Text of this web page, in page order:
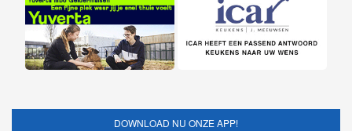
DOWNLOAD NU ONZE APP!